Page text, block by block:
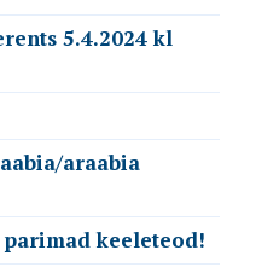
5.4.2024 kl
araabia
parimad keeleteod!